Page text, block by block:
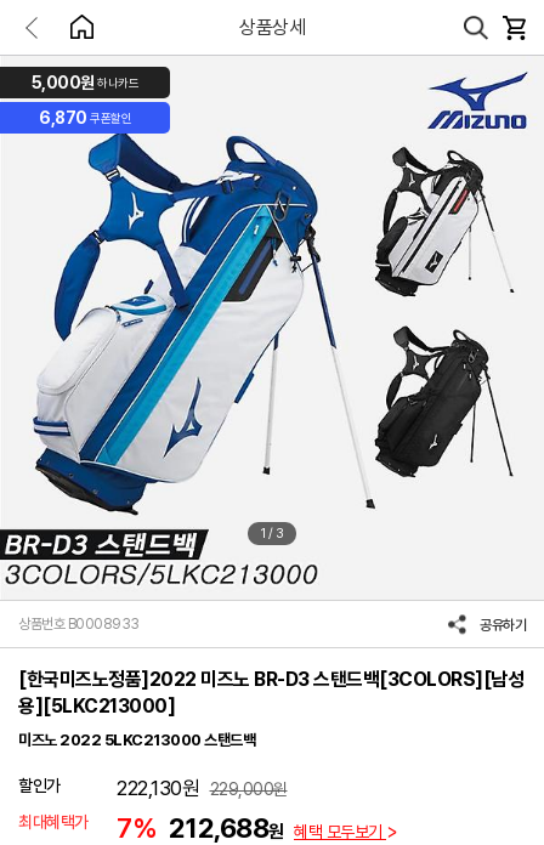
상품상세
5,000원 하나카드
6,870 쿠폰할인
1 / 3
상품번호 B0008933 공유하기
[한국미즈노정품]2022 미즈노 BR-D3 스탠드백[3COLORS][남성
용][5LKC213000]
미즈노 2022 5LKC213000 스탠드백
할인가 222,130원 229,000원
최대혜택가
7% 212,688원 혜택 모두보기